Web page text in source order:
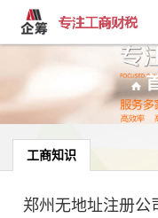
工商知识
郑州无地址注册公